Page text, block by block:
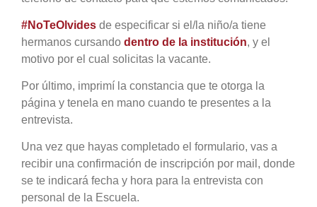
#NoTeOlvides de especificar si el/la niño/a tiene
hermanos cursando dentro de la institución, y el
motivo por el cual solicitas la vacante.
Por último, imprimí la constancia que te otorga la
página y tenela en mano cuando te presentes a la
entrevista.
Una vez que hayas completado el formulario, vas a
recibir una confirmación de inscripción por mail, donde
se te indicará fecha y hora para la entrevista con
personal de la Escuela.